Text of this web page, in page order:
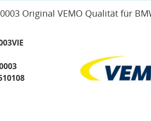
Original VEMO Qualität für